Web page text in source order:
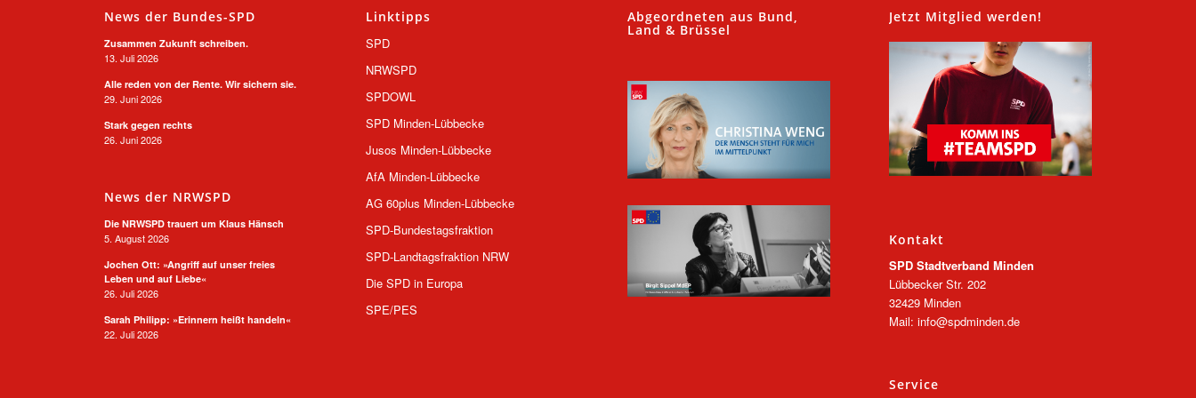
News der Bundes-SPD
Zusammen Zukunft schreiben.
13. Juli 2026
Alle reden von der Rente. Wir sichern sie.
29. Juni 2026
Stark gegen rechts
26. Juni 2026
News der NRWSPD
Die NRWSPD trauert um Klaus Hänsch
5. August 2026
Jochen Ott: »Angriff auf unser freies
Leben und auf Liebe«
26. Juli 2026
Sarah Philipp: »Erinnern heißt handeln«
22. Juli 2026
Linktipps
SPD
NRWSPD
SPDOWL
SPD Minden-Lübbecke
Jusos Minden-Lübbecke
AfA Minden-Lübbecke
AG 60plus Minden-Lübbecke
SPD-Bundestagsfraktion
SPD-Landtagsfraktion NRW
Die SPD in Europa
SPE/PES
Abgeordneten aus Bund,
Land & Brüssel
Jetzt Mitglied werden!
Kontakt
SPD Stadtverband Minden
Lübbecker Str. 202
32429 Minden
Mail: info@spdminden.de
Service